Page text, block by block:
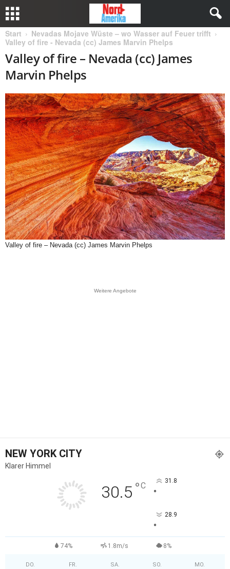
Start
Nevadas Mojave Wüste – wo Wasser auf Feuer trifft
Valley of fire - Nevada (cc) James Marvin Phelps
Valley of fire – Nevada (cc) James
Marvin Phelps
Valley of fire – Nevada (cc) James Marvin Phelps
Weitere Angebote
NEW YORK CITY
Klarer Himmel
30.5 °C 31.8
°
28.9
°
74% 1.8m/s 8%
DO. FR. SA. SO. MO.